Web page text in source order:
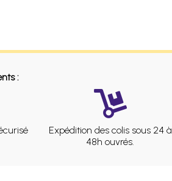
:
Expédition des colis sous 24 à
48h ouvrés.